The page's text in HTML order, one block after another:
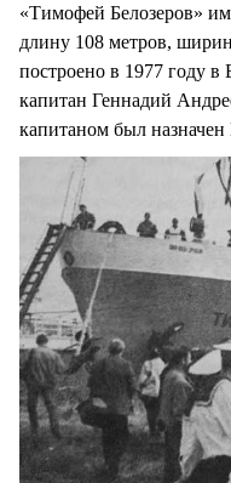
«Тимофей Белозеров»
длину 108 метров,
построено в 1977 году
капитан Геннадий
капитаном был